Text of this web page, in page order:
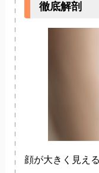
徹底解剖
顔が大きく見え